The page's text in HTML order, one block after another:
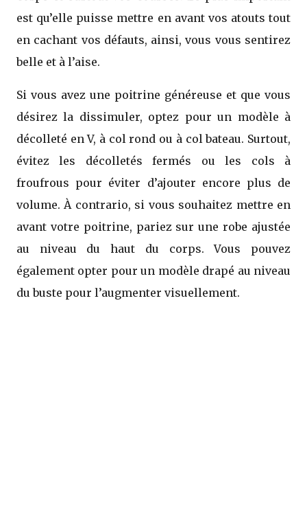
est qu’elle puisse mettre en avant vos atouts tout
en cachant vos défauts, ainsi, vous vous sentirez
belle et à l’aise.
Si vous avez une poitrine généreuse et que vous
désirez la dissimuler, optez pour un modèle à
décolleté en V, à col rond ou à col bateau. Surtout,
évitez les décolletés fermés ou les cols à
froufrous pour éviter d’ajouter encore plus de
volume. À contrario, si vous souhaitez mettre en
avant votre poitrine, pariez sur une robe ajustée
au niveau du haut du corps. Vous pouvez
également opter pour un modèle drapé au niveau
du buste pour l’augmenter visuellement.